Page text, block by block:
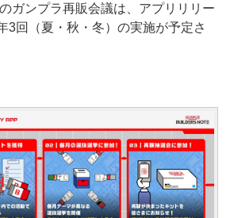
ガンプラ再販会議は、アプリリリー
3回（夏・秋・冬）の実施が予定さ